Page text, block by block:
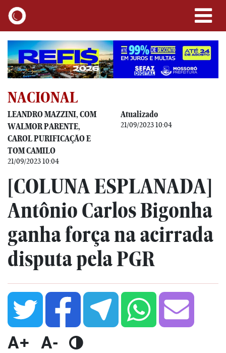
NACIONAL
LEANDRO MAZZINI, COM
WALMOR PARENTE,
CAROL PURIFICAÇÃO E
TOM CAMILO
21/09/2023 10:04
Atualizado
21/09/2023 10:04
[COLUNA ESPLANADA]
Antônio Carlos Bigonha
ganha força na acirrada
disputa pela PGR
A+ A-